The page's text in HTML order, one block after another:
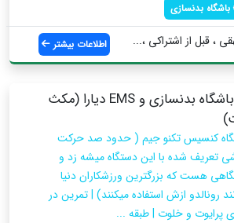
باشگاه بدنسازی
، قبل از اشتراکی ،... اطلاعات بیشتر
باشگاه بدنسازی و EMS دیارا (مکث
کنسیس تکنو جیم ( حدود صد حرکت
تعریف شده با این دستگاه میشه زد و
هست که بزرگترین ورزشکاران دنیا
رونالدو ازش استفاده میکنند) | تمرین در
پرایوت و خلوت | طبقه ...